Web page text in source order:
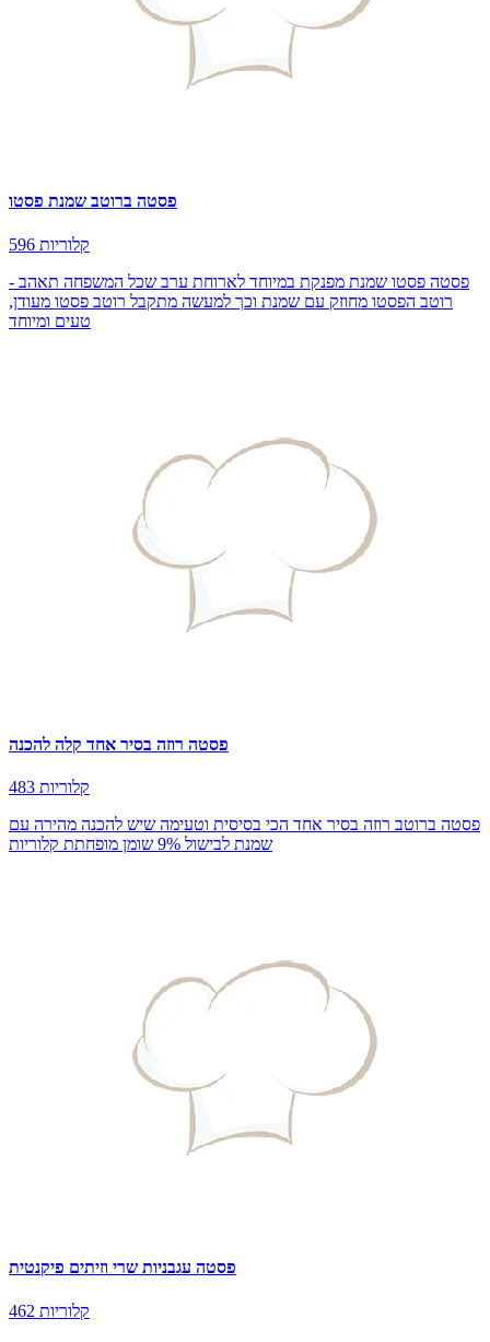
פסטה ברוטב שמנת פסטו
596 קלוריות
פסטה פסטו שמנת מפנקת במיוחד לארוחת ערב שכל המשפחה תאהב -
רוטב הפסטו מחוזק עם שמנת וכך למעשה מתקבל רוטב פסטו מעודן,
טעים ומיוחד
פסטה רוזה בסיר אחד קלה להכנה
483 קלוריות
פסטה ברוטב רוזה בסיר אחד הכי בסיסית וטעימה שיש להכנה מהירה עם
שמנת לבישול 9% שומן מופחתת קלוריות
פסטה עגבניות שרי וזיתים פיקנטית
462 קלוריות